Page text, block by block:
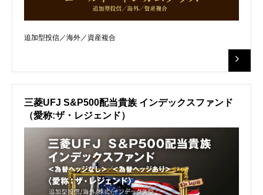
追加型投信／海外／資産複合
三菱UFJ S&P500配当貴族 インデックスファンド
（愛称:ザ・レジェンド）